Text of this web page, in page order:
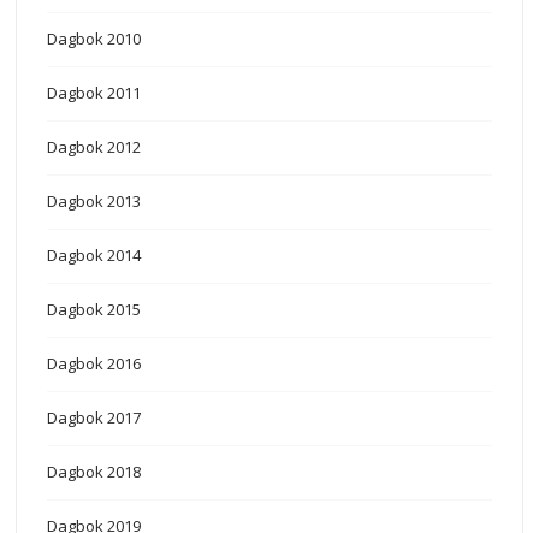
Dagbok 2010
Dagbok 2011
Dagbok 2012
Dagbok 2013
Dagbok 2014
Dagbok 2015
Dagbok 2016
Dagbok 2017
Dagbok 2018
Dagbok 2019